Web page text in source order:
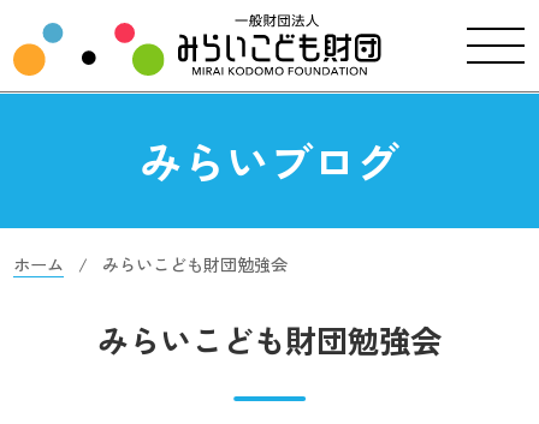
みらいブログ
ホーム みらいこども財団勉強会
みらいこども財団勉強会